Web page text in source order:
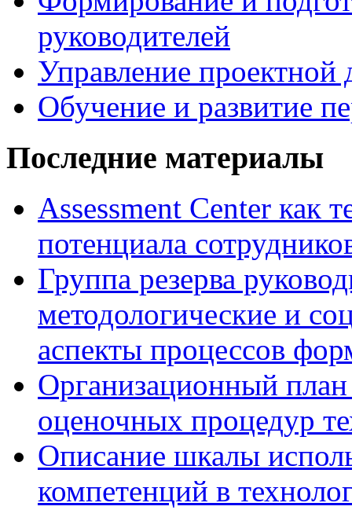
руководителей
Управление проектной
Обучение и развитие
Последние материалы
Assessment Center как
потенциала
Группа резерва
методологические и
аспекты процессов
Организационный
оценочных процедур
Описание шкалы
компетенций в